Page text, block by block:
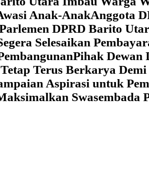
Anak-AnakAnggota
DPRD Barito
Selesaikan
Pihak Dewan
Terus Berkarya
Aspirasi untuk
Swasembada